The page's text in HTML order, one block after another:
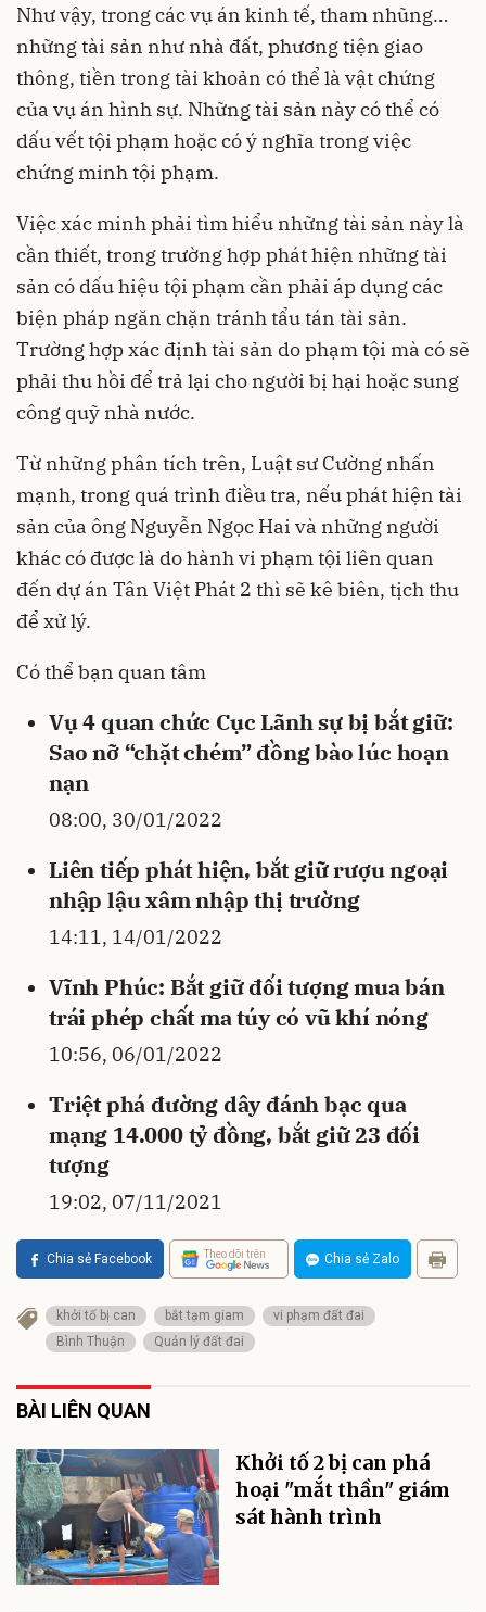
Như vậy, trong các vụ án kinh tế, tham nhũng…
những tài sản như nhà đất, phương tiện giao
thông, tiền trong tài khoản có thể là vật chứng
của vụ án hình sự. Những tài sản này có thể có
dấu vết tội phạm hoặc có ý nghĩa trong việc
chứng minh tội phạm.
Việc xác minh phải tìm hiểu những tài sản này là
cần thiết, trong trường hợp phát hiện những tài
sản có dấu hiệu tội phạm cần phải áp dụng các
biện pháp ngăn chặn tránh tẩu tán tài sản.
Trường hợp xác định tài sản do phạm tội mà có sẽ
phải thu hồi để trả lại cho người bị hại hoặc sung
công quỹ nhà nước.
Từ những phân tích trên, Luật sư Cường nhấn
mạnh, trong quá trình điều tra, nếu phát hiện tài
sản của ông Nguyễn Ngọc Hai và những người
khác có được là do hành vi phạm tội liên quan
đến dự án Tân Việt Phát 2 thì sẽ kê biên, tịch thu
để xử lý.
Có thể bạn quan tâm
Vụ 4 quan chức Cục Lãnh sự bị bắt giữ:
Sao nỡ “chặt chém” đồng bào lúc hoạn
nạn
08:00, 30/01/2022
Liên tiếp phát hiện, bắt giữ rượu ngoại
nhập lậu xâm nhập thị trường
14:11, 14/01/2022
Vĩnh Phúc: Bắt giữ đối tượng mua bán
trái phép chất ma túy có vũ khí nóng
10:56, 06/01/2022
Triệt phá đường dây đánh bạc qua
mạng 14.000 tỷ đồng, bắt giữ 23 đối
tượng
19:02, 07/11/2021
Chia sẻ Facebook Theo dõi trên Chia sẻ Zalo
khởi tố bị can bắt tạm giam
vi phạm đất đai
Bình Thuận
Quản lý đất đai
BÀI LIÊN QUAN
Khởi tố 2 bị can phá
hoại "mắt thần" giám
sát hành trình